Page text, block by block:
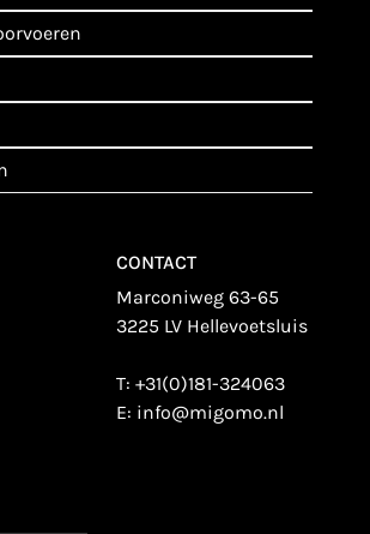
CONTACT
Marconiweg 63-65
3225 LV Hellevoetsluis
T: +31(0)181-324063
E: info@migomo.nl